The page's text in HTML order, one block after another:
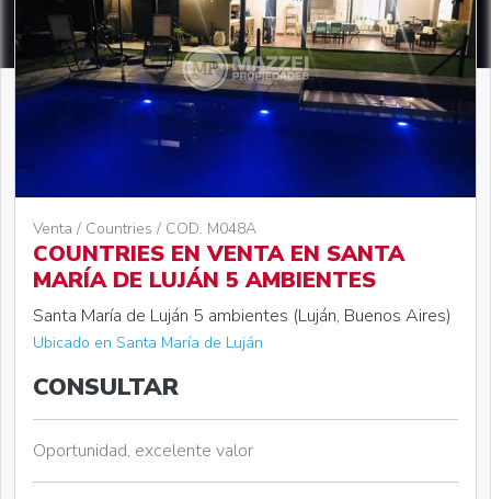
Venta / Countries / COD. M048A
COUNTRIES EN VENTA EN SANTA
MARÍA DE LUJÁN 5 AMBIENTES
Santa María de Luján 5 ambientes (Luján, Buenos Aires)
Ubicado en Santa María de Luján
CONSULTAR
Oportunidad, excelente valor